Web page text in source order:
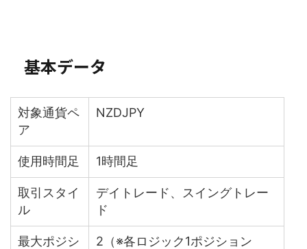
基本データ
対象通貨ペ
ア
NZDJPY
使用時間足 1時間足
取引スタイ
ル
デイトレード、スイングトレー
ド
最大ポジシ
2（※各ロジック1ポジション